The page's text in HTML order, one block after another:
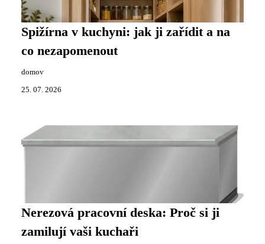
Spižírna v kuchyni: jak ji zařídit a na
co nezapomenout
domov
25. 07. 2026
Nerezová pracovní deska: Proč si ji
zamilují vaši kuchaři